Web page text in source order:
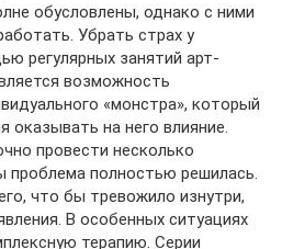
обусловлены, однако с ними
Убрать страх у
регулярных занятий арт-
возможность
«монстра», который
оказывать на него влияние.
провести несколько
проблема полностью решилась.
что бы тревожило изнутри,
В особенных ситуациях
терапию. Серии